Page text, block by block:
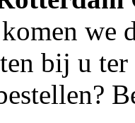
we
bij u ter